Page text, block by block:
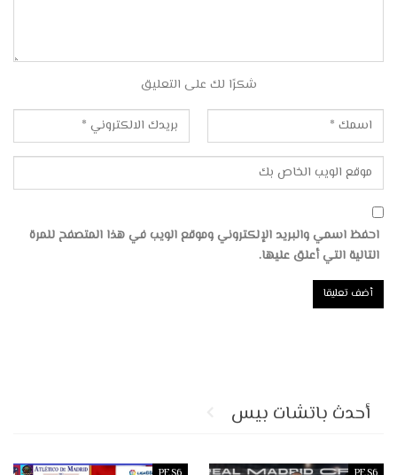
شكرًا لك على التعليق
احفظ اسمي والبريد الإلكتروني وموقع الويب في هذا المتصفح للمرة
التالية التي أعلق عليها.
أحدث باتشات بيس